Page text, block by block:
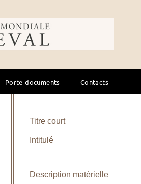
du cheval
Porte-documents Contacts
Titre court
Intitulé
Description matérielle